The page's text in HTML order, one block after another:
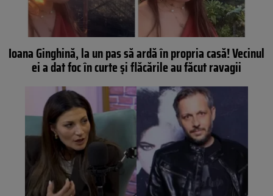
Ioana Ginghină, la un pas să ardă în propria casă! Vecinul
ei a dat foc în curte și flăcările au făcut ravagii